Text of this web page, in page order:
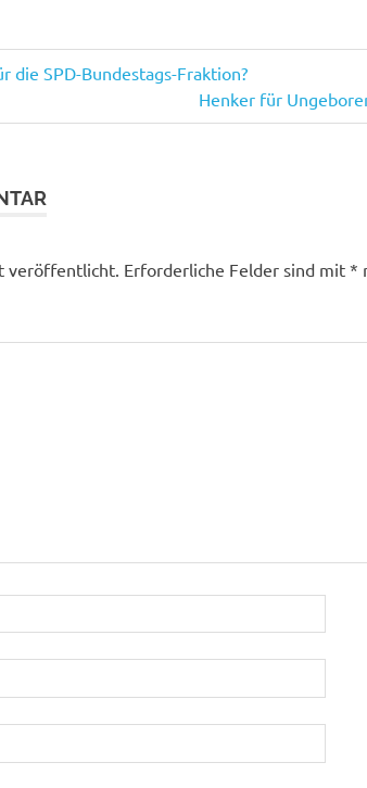
die SPD-Bundestags-Fraktion?
Nächster
Beitrag:
Henker für
veröffentlicht. Erforderliche Felder sind mit*